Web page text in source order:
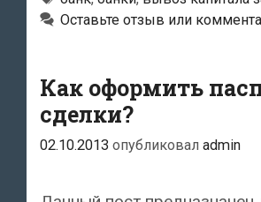
список»
фирм
Оставьте отзыв или
Как оформить
сделки?
02.10.2013 опубликовал admin